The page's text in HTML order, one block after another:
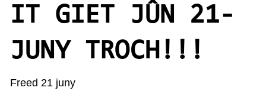
STIPERS
VIDEO'S
IT GIET JÛN 21-
JUNY TROCH!!!
Freed 21 juny